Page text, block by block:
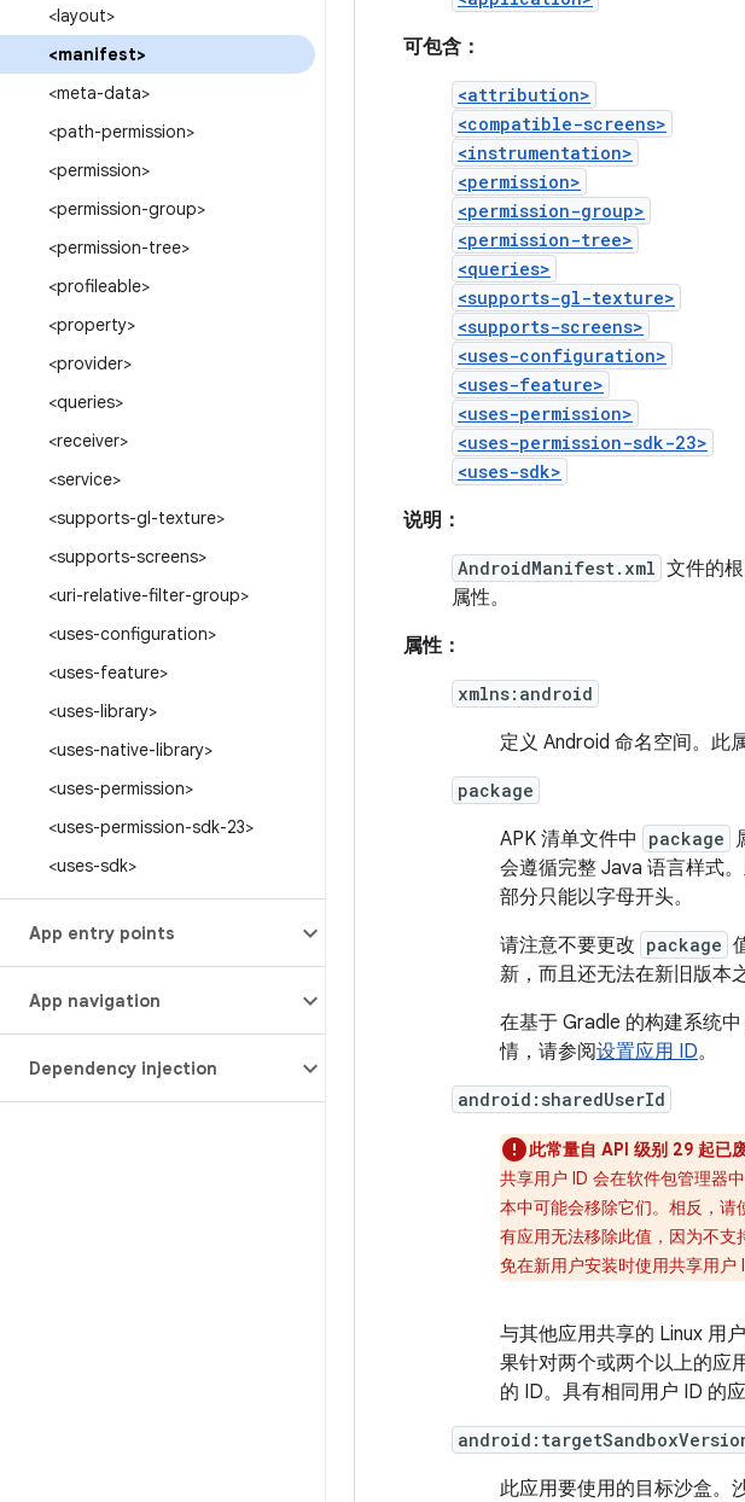
<layout>
<manifest>
<meta-data>
<path-permission>
<permission>
<permission-group>
<permission-tree>
<profileable>
<property>
<provider>
<queries>
<receiver>
<service>
<supports-gl-texture>
<supports-screens>
<uri-relative-filter-group>
<uses-configuration>
<uses-feature>
<uses-library>
<uses-native-library>
<uses-permission>
<uses-permission-sdk-23>
<uses-sdk>
App entry points
App navigation
Dependency injection
可包含：
<attribution>
<compatible-screens>
<instrumentation>
<permission>
<permission-group>
<permission-tree>
<queries>
<supports-gl-texture>
<supports-screens>
<uses-configuration>
<uses-feature>
<uses-permission>
<uses-permission-sdk-23>
<uses-sdk>
说明：
AndroidManifest.xml 文件的
属性。
属性：
xmlns:android
定义 Android 命名空间。此
package
APK 清单文件中 package
会遵循完整 Java 语言样式
部分只能以字母开头。
请注意不要更改 package
新，而且还无法在新旧版本
在基于 Gradle 的构建系统
情，请参阅设置应用 ID。
android:sharedUserId
此常量自 API 级别 29 起已废
共享用户 ID 会在软件包管理器
本中可能会移除它们。相反，
有应用无法移除此值，因为不支
免在新用户安装时使用共享用户
与其他应用共享的 Linux 用
果针对两个或两个以上的应
的 ID。具有相同用户 ID 的
此应用要使用的目标沙盒。